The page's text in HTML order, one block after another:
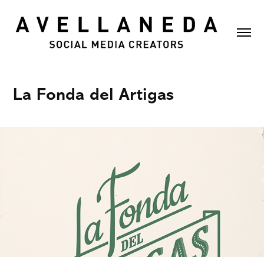
La Fonda del Artigas